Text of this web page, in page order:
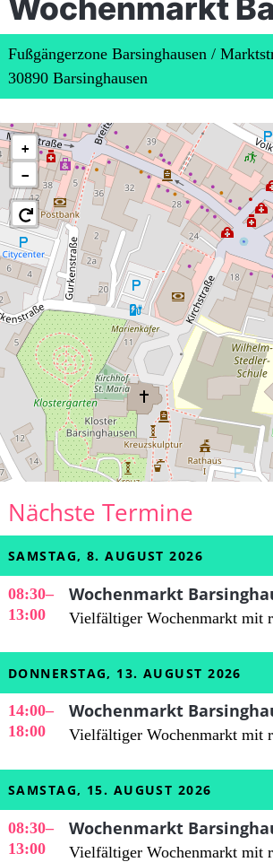
Wochenmarkt
Fußgängerzone Barsinghausen /
30890 Barsinghausen
+
−
Nächste Termine
SAMSTAG, 8. AUGUST 2026
08:30–
13:00
Wochenmarkt
Vielfältiger Wochenmarkt mit
DONNERSTAG, 13. AUGUST 2026
14:00–
18:00
Wochenmarkt
Vielfältiger Wochenmarkt mit
SAMSTAG, 15. AUGUST 2026
08:30–
13:00
Wochenmarkt
Vielfältiger Wochenmarkt mit